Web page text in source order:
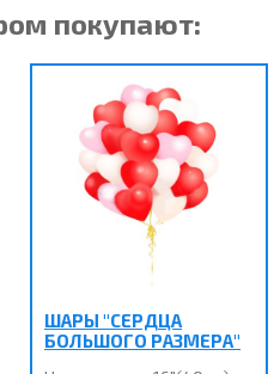
покупают:
ШАРЫ "СЕРДЦА
БОЛЬШОГО РАЗМЕРА"